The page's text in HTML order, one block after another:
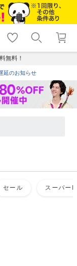
shopping_cart lock_outline
ログイン
無料！
延のお知らせ
セール スーパー